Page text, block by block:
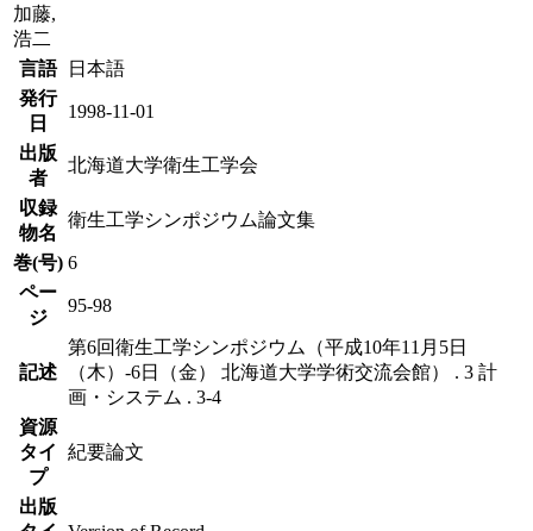
加藤,
浩二
言語
日本語
発行
日
1998-11-01
出版
者
北海道大学衛生工学会
収録
物名
衛生工学シンポジウム論文集
巻(号) 6
ペー
ジ
95-98
記述
第6回衛生工学シンポジウム（平成10年11月5日
（木）-6日（金） 北海道大学学術交流会館） . 3 計
画・システム . 3-4
資源
タイ
プ
紀要論文
出版